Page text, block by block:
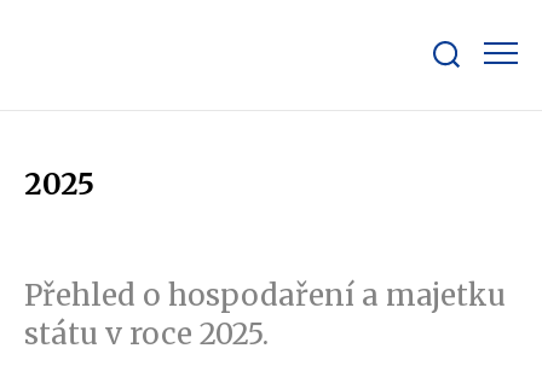
bar
2025
Přehled o hospodaření a majetku
státu v roce 2025.